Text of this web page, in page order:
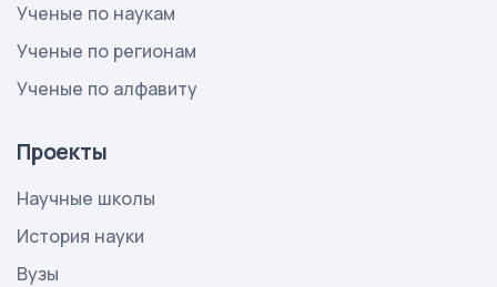
Ученые по наукам
Ученые по регионам
Ученые по алфавиту
Проекты
Научные школы
История науки
Вузы